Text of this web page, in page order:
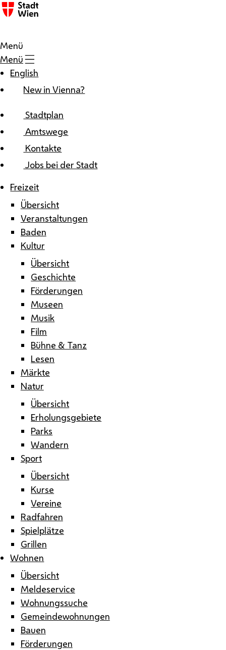
Zum Inhalt
Menü
Menü
English
New in Vienna?
Stadtplan
Amtswege
Kontakte
Jobs bei der Stadt
Freizeit
Übersicht
Veranstaltungen
Baden
Kultur
Übersicht
Geschichte
Förderungen
Museen
Musik
Film
Bühne & Tanz
Lesen
Märkte
Natur
Übersicht
Erholungsgebiete
Parks
Wandern
Sport
Übersicht
Kurse
Vereine
Radfahren
Spielplätze
Grillen
Wohnen
Übersicht
Meldeservice
Wohnungssuche
Gemeindewohnungen
Bauen
Förderungen